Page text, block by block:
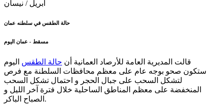
حالة الطقس في سلطنه عمان
مسقط - عمان اليوم
قالت المديرية العامة للأرصاد العمانية أن حالة الطقس اليوم
ستكون صحو بوجه عام على معظم محافظات السلطنة مع فرص
لتشكل السحب على جبال الحجر و احتمال تشكل السحب
المنخفضة على معظم المناطق الساحلية خلال فترة آخر الليل و
الصباح الباكر.